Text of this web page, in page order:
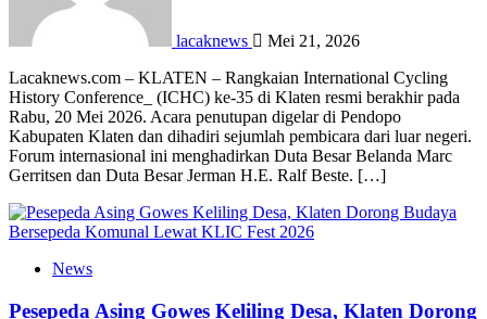
lacaknews
Mei 21, 2026
Lacaknews.com – KLATEN – Rangkaian International Cycling
History Conference_ (ICHC) ke-35 di Klaten resmi berakhir pada
Rabu, 20 Mei 2026. Acara penutupan digelar di Pendopo
Kabupaten Klaten dan dihadiri sejumlah pembicara dari luar negeri.
Forum internasional ini menghadirkan Duta Besar Belanda Marc
Gerritsen dan Duta Besar Jerman H.E. Ralf Beste. […]
News
Pesepeda Asing Gowes Keliling Desa, Klaten Dorong